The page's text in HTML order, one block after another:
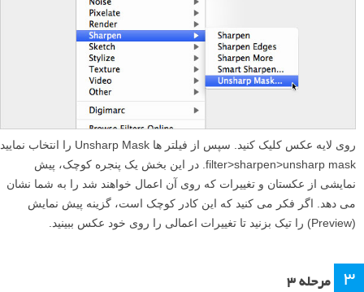
روی لایه عکس کلیک کنید. سپس از فیلتر ها Unsharp Mask را انتخاب نمایید
filter>sharpen>unsharp mask. در این بخش یک پنجره کوچک، پیش
نمایشی از عکستان و تغییرات که روی آن اعمال خواهند شد را به شما نشان
می دهد. اگر فکر می کنید که این کادر کوچک است، گزینه پیش نمایش
(Preview) را تیک بزنید تا تغییرات اعمالی را روی خود عکس ببینید.
۳ مرحله ۳